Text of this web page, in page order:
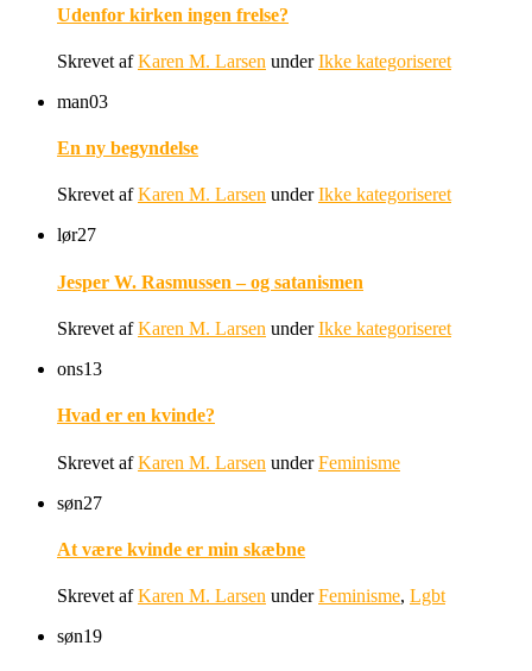
Udenfor kirken ingen frelse?
Skrevet afKaren M. Larsen underIkke kategoriseret
man03
En ny begyndelse
Skrevet afKaren M. Larsen underIkke kategoriseret
lør27
Jesper W. Rasmussen – og satanismen
Skrevet afKaren M. Larsen underIkke kategoriseret
ons13
Hvad er en kvinde?
Skrevet afKaren M. Larsen underFeminisme
søn27
At være kvinde er min skæbne
Skrevet afKaren M. Larsen underFeminisme, Lgbt
søn19